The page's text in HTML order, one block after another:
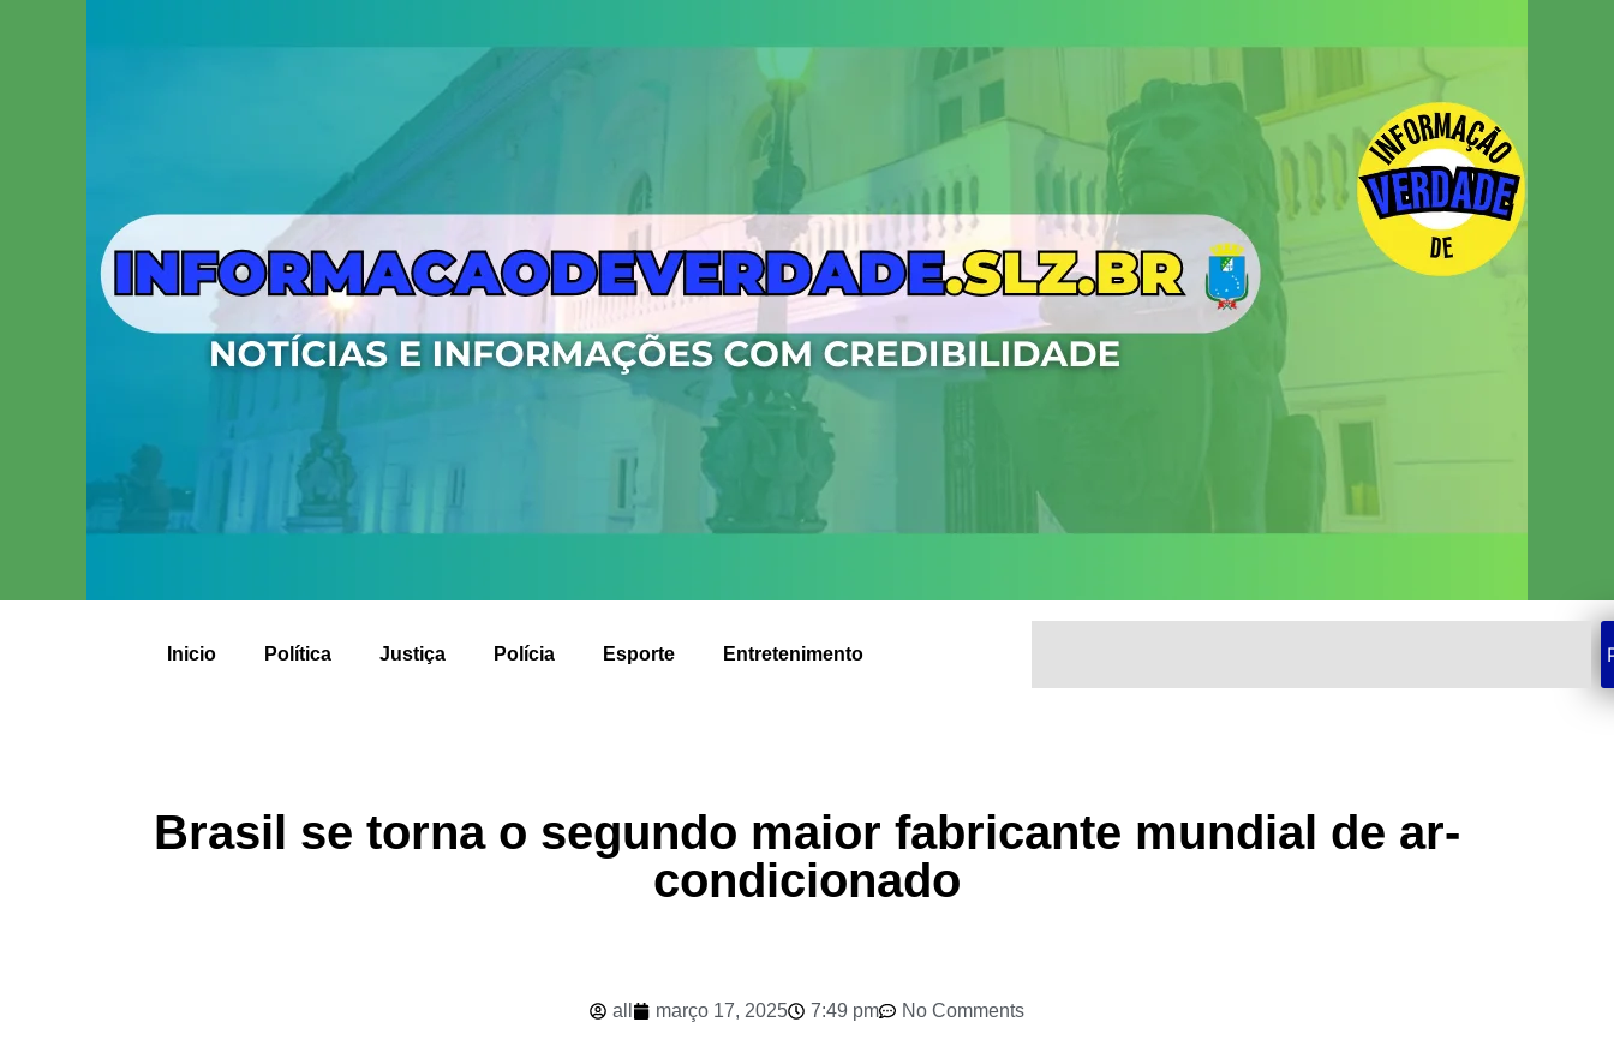
Inicio Política Justiça Polícia Esporte Entretenimento
Brasil se torna o segundo maior fabricante mundial de ar-
condicionado
all março 17, 2025 7:49 pm No Comments